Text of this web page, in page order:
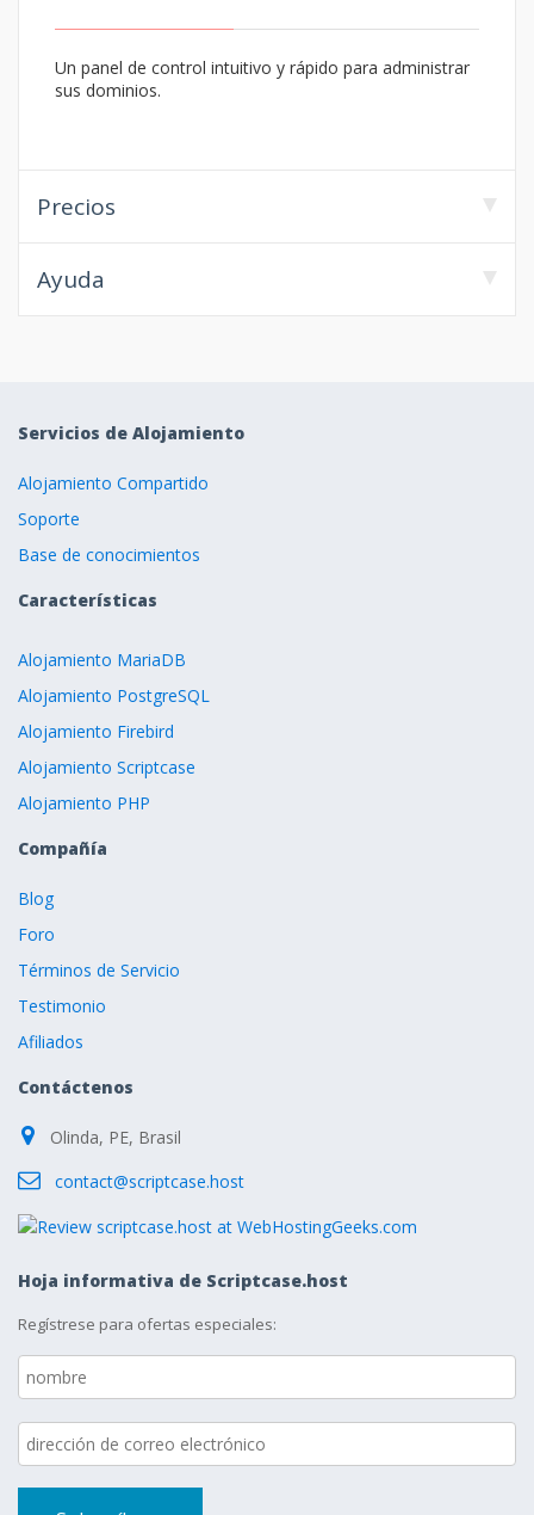
Un panel de control intuitivo y rápido para administrar
sus dominios.
Precios
Ayuda
Servicios de Alojamiento
Alojamiento Compartido
Soporte
Base de conocimientos
Características
Alojamiento MariaDB
Alojamiento PostgreSQL
Alojamiento Firebird
Alojamiento Scriptcase
Alojamiento PHP
Compañía
Blog
Foro
Términos de Servicio
Testimonio
Afiliados
Contáctenos
Olinda, PE, Brasil
contact@scriptcase.host
Hoja informativa de Scriptcase.host
Regístrese para ofertas especiales: